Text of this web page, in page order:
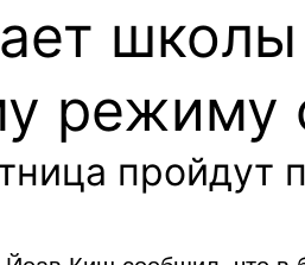
режиму
пройдут